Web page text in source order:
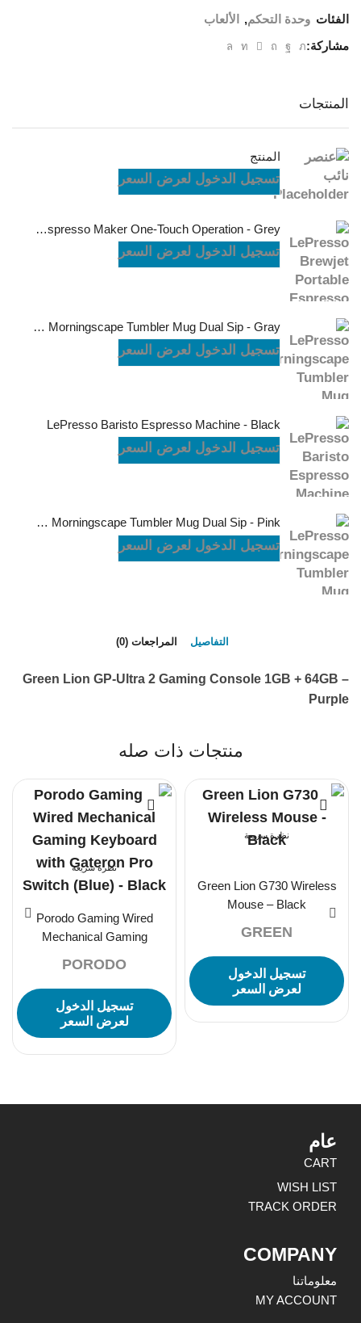
الفئات وحدة التحكم, الألعاب
مشاركة:
المنتجات
المنتج
تسجيل الدخول لعرض السعر
LePresso Brewjet Portable Espresso Maker One-Touch Operation - Grey
تسجيل الدخول لعرض السعر
LePresso Morningscape Tumbler Mug Dual Sip - Gray
تسجيل الدخول لعرض السعر
LePresso Baristo Espresso Machine - Black
تسجيل الدخول لعرض السعر
LePresso Morningscape Tumbler Mug Dual Sip - Pink
تسجيل الدخول لعرض السعر
التفاصيل المراجعات (0)
Green Lion GP-Ultra 2 Gaming Console 1GB + 64GB –
Purple
منتجات ذات صله
نظرة سريعة
Green Lion G730 Wireless
Mouse – Black
GREEN
تسجيل الدخول
لعرض السعر
نظرة سريعة
Porodo Gaming Wired
Mechanical Gaming
PORODO
تسجيل الدخول
لعرض السعر
عام
CART
WISH LIST
TRACK ORDER
COMPANY
معلوماتنا
MY ACCOUNT